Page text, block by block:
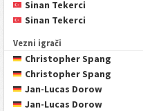
Sinan Tekerci
Sinan Tekerci
Vezni igrači
Christopher Spang
Christopher Spang
Jan-Lucas Dorow
Jan-Lucas Dorow